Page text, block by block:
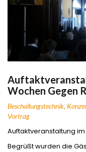
Wochen Gegen
Beschallungstechnik,
Vortrag
Auftaktveranstaltung
Begrüßt wurden die